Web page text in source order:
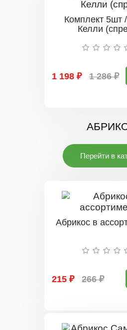
Комплект 5шт
Келли
1 198 ₽ 1 286 ₽
Перейти в
Абрикос в
215 ₽ 266 ₽